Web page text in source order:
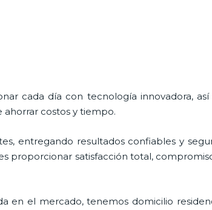
cada día con tecnología innovadora,
costos y tiempo.
entregando resultados confiables y
proporcionar satisfacción total,
en el mercado, tenemos domicilio